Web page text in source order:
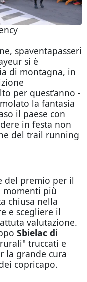
spaventapasseri
si è
di montagna, in
per quest’anno -
la fantasia
il paese con
in festa non
del trail running
del premio per il
momenti più
chiusa nella
e scegliere il
valutazione.
Sbielac di
truccati e
la grande cura
copricapo.